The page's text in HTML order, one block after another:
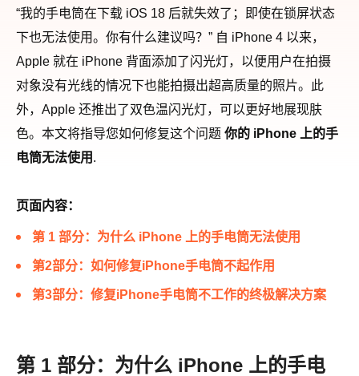
“我的手电筒在下载 iOS 18 后就失效了；即使在锁屏状态
下也无法使用。你有什么建议吗？” 自 iPhone 4 以来，
Apple 就在 iPhone 背面添加了闪光灯，以便用户在拍摄
对象没有光线的情况下也能拍摄出超高质量的照片。此
外，Apple 还推出了双色温闪光灯，可以更好地展现肤
色。本文将指导您如何修复这个问题 你的 iPhone 上的手
电筒无法使用 .
页面内容：
第 1 部分：为什么 iPhone 上的手电筒无法使用
第2部分：如何修复iPhone手电筒不起作用
第3部分：修复iPhone手电筒不工作的终极解决方案
第 1 部分：为什么 iPhone 上的手电